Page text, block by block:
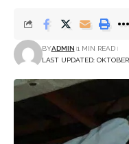
LAST UPDATED:
BYADMIN 1 MIN READ